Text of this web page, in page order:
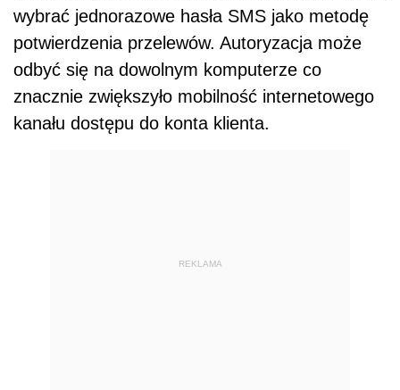
wybrać jednorazowe hasła SMS jako metodę
potwierdzenia przelewów. Autoryzacja może
odbyć się na dowolnym komputerze co
znacznie zwiększyło mobilność internetowego
kanału dostępu do konta klienta.
REKLAMA